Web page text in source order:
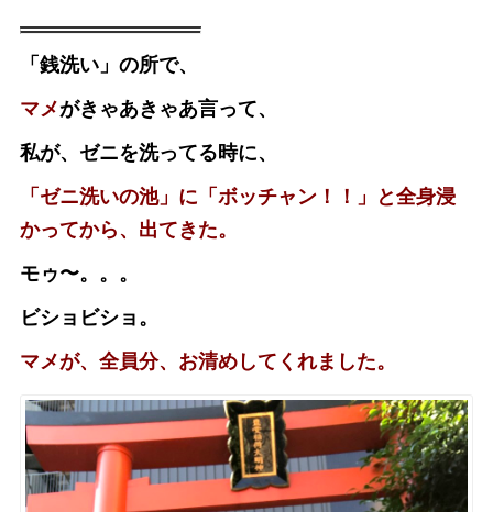
「銭洗い」の所で、
マメがきゃあきゃあ言って、
私が、ゼニを洗ってる時に、
「ゼニ洗いの池」に「ボッチャン！！」と全身浸
かってから、出てきた。
モゥ〜。。。
ビショビショ。
マメが、全員分、お清めしてくれました。